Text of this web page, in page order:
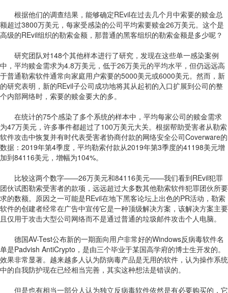
根据他们的调查结果，能够确定REvil在过去几个月中索要的赎金总
额超过3800万美元，每家受感染的公司平均索要赎金26万美元。这个是
高级的REvil组织的勒索金额，那普通的黑客组织的勒索金额是多少呢？
研究团队对148个其他样本进行了研究，发现在这些单一感染案例
中，平均赎金需求为4.8万美元，低于26万美元的平均水平，但仍远远高
于普通勒索软件通常向家庭用户索要的5000美元或6000美元。然而，新
的研究表明，新的REvil子公司成功地将其从起初的入口扩展到公司的整
个内部网络时，索要的赎金要大的多。
在统计的75个感染了多个系统的样本中，平均每家公司的赎金需求
为47万美元，许多事件都超过了100万美元大关。根据帮助受害者从勒索
软件攻击中恢复并有时代表受害者协商付款的网络安全公司Coverware的
数据：2019年第4季度，平均勒索付款从2019年第3季度的41198美元增
加到84116美元，增幅为104%。
比较这两个数字——26万美元和84116美元——我们看到REvil犯罪
团伙试图勒索受害者的款项，远远超过大多数其他勒索软件犯罪团伙所要
求的数额。原因之一可能是REvil在地下黑客论坛上出色的PR活动，勒索
软件的创建者经常在广告中宣传它是一种顶级解决方案，该解决方案主要
且仅用于攻击大型公司网络而不是通过普通的垃圾邮件攻击个人电脑。
德国AV-Test公布新的一期面向用户非常好的Windows反病毒软件名
单是Padvish AntiCrypto，是由三个毕业于某国高学府的博士生开发的。
效果非常显著。越来越多人认为防病毒产品是无用的软件，认为操作系统
中的自我防护现在已经相当完善，其实这种想法是错误的。
但是也有相当一部分人认为独立反病毒软件依然是有必要购买的，它